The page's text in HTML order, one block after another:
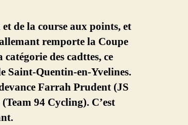
de la course aux points, et
remporte la Coupe
des cadttes, ce
Saint-Quentin-en-Yvelines.
Farrah Prudent (JS
94 Cycling). C’est